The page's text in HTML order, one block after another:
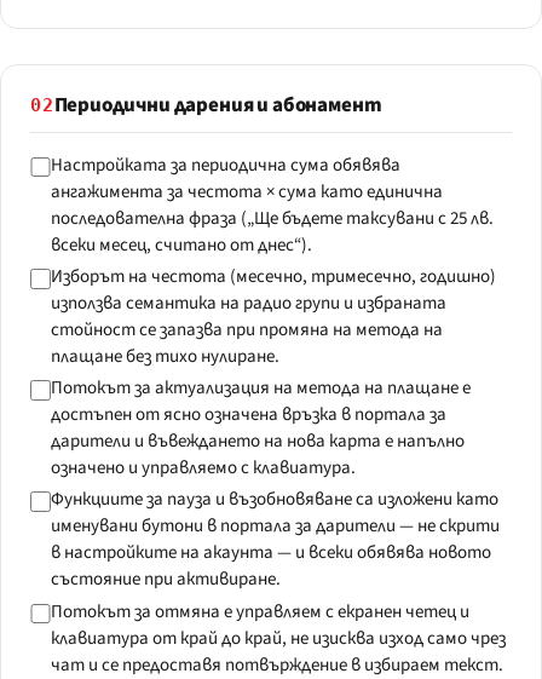
02Периодични дарения и абонамент
Настройката за периодична сума обявява
ангажимента за честота × сума като единична
последователна фраза („Ще бъдете таксувани с 25 лв.
всеки месец, считано от днес“).
Изборът на честота (месечно, тримесечно, годишно)
използва семантика на радио групи и избраната
стойност се запазва при промяна на метода на
плащане без тихо нулиране.
Потокът за актуализация на метода на плащане е
достъпен от ясно означена връзка в портала за
дарители и въвеждането на нова карта е напълно
означено и управляемо с клавиатура.
Функциите за пауза и възобновяване са изложени като
именувани бутони в портала за дарители — не скрити
в настройките на акаунта — и всеки обявява новото
състояние при активиране.
Потокът за отмяна е управляем с екранен четец и
клавиатура от край до край, не изисква изход само чрез
чат и се предоставя потвърждение в избираем текст.